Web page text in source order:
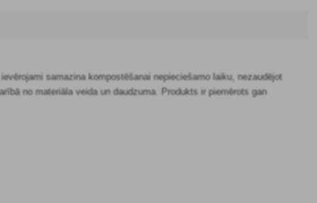
samazina kompostēšanai nepieciešamo laiku, nezaudējot
no materiāla veida un daudzuma. Produkts ir piemērots gan